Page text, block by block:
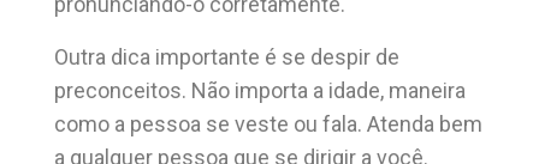
Outra dica importante é se despir de
preconceitos. Não importa a idade, maneira
como a pessoa se veste ou fala. Atenda bem
a qualquer pessoa que se dirigir a você.